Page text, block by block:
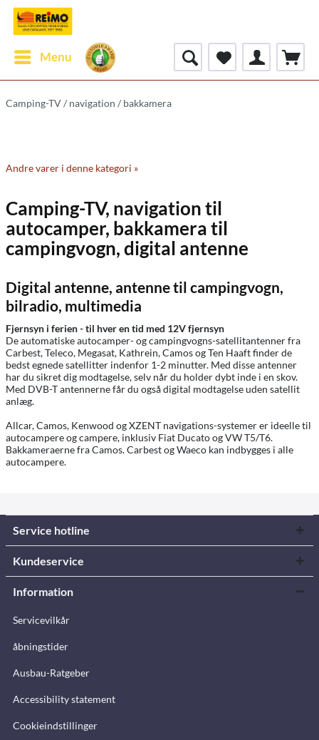
Menu
Camping-TV / navigation / bakkamera
Andre varer i denne kategori »
Camping-TV, navigation til
autocamper, bakkamera til
campingvogn, digital antenne
Digital antenne, antenne til campingvogn,
bilradio, multimedia
Fjernsyn i ferien - til hver en tid med 12V fjernsyn
De automatiske autocamper- og campingvogns-satellitantenner fra
Carbest, Teleco, Megasat, Kathrein, Camos og Ten Haaft finder de
bedst egnede satellitter indenfor 1-2 minutter. Med disse antenner
har du sikret dig modtagelse, selv når du holder dybt inde i en skov.
Med DVB-T antennerne får du også digital modtagelse uden satellit
anlæg.
Allcar, Camos, Kenwood og XZENT navigations-systemer er ideelle til
autocampere og campere, inklusiv Fiat Ducato og VW T5/T6.
Bakkameraerne fra Camos. Carbest og Waeco kan indbygges i alle
autocampere.
Service hotline
Kundeservice
Information
Servicevilkår
åbningstider
Ausbau-Ratgeber
Accessibility statement
Cookieindstillinger